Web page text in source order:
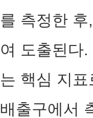
를 측정한
여 도출된다
는 핵심 지
배출구에서